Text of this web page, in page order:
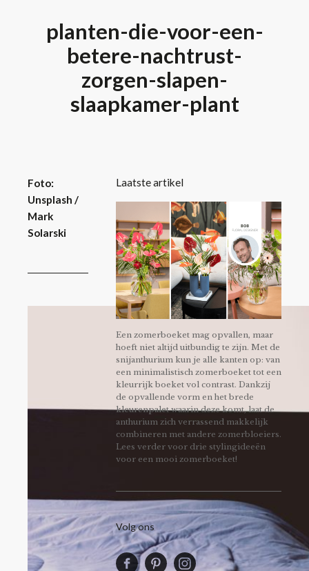
planten-die-voor-een-
betere-nachtrust-
zorgen-slapen-
slaapkamer-plant
Foto:
Unsplash /
Mark
Solarski
Laatste artikel
Een zomerboeket mag opvallen, maar
hoeft niet altijd uitbundig te zijn. Met de
snijanthurium kun je alle kanten op: van
een minimalistisch zomerboeket tot een
kleurrijk boeket vol contrast. Dankzij
de opvallende vorm en het brede
kleurenpalet waarin deze komt, laat de
anthurium zich verrassend makkelijk
combineren met andere zomerbloeiers.
Lees verder voor drie stylingideeën
voor een mooi zomerboeket!
Volg ons